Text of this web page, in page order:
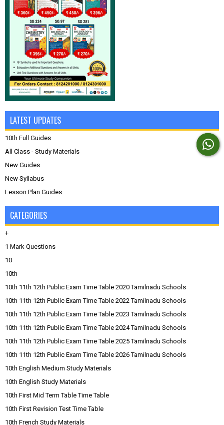
LATEST UPDATES
10th Full Guides
All Class - Study Materials
New Guides
New Syllabus
Lesson Plan Guides
CATEGORIES
+
1 Mark Questions
10
10th
10th 11th 12th Public Exam Time Table 2020 Tamilnadu Schools
10th 11th 12th Public Exam Time Table 2022 Tamilnadu Schools
10th 11th 12th Public Exam Time Table 2023 Tamilnadu Schools
10th 11th 12th Public Exam Time Table 2024 Tamilnadu Schools
10th 11th 12th Public Exam Time Table 2025 Tamilnadu Schools
10th 11th 12th Public Exam Time Table 2026 Tamilnadu Schools
10th English Medium Study Materials
10th English Study Materials
10th First Mid Term Table Time Table
10th First Revision Test Time Table
10th French Study Materials